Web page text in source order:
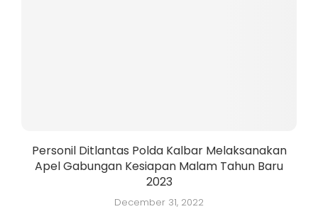
Personil Ditlantas Polda Kalbar Melaksanakan
Apel Gabungan Kesiapan Malam Tahun Baru
2023
December 31, 2022